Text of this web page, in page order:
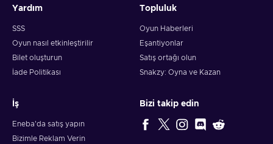
Yardım
SSS
Oyun nasıl etkinleştirilir
Bilet oluşturun
İade Politikası
Topluluk
Oyun Haberleri
Eşantiyonlar
Satış ortağı olun
Snakzy: Oyna ve Kazan
İş
Eneba'da satış yapın
Bizimle Reklam Verin
Bizi takip edin